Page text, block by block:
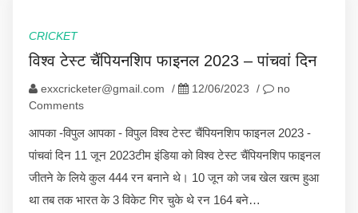
CRICKET
विश्व टेस्ट चैंपियनशिप फाइनल 2023 – पांचवां दिन
exxcricketer@gmail.com / 12/06/2023 /
no
Comments
आपका -विपुल आपका - विपुल विश्व टेस्ट चैंपियनशिप फाइनल 2023 -
पांचवां दिन 11 जून 2023टीम इंडिया को विश्व टेस्ट चैंपियनशिप फाइनल
जीतने के लिये कुल 444 रन बनाने थे। 10 जून को जब खेल खत्म हुआ
था तब तक भारत के 3 विकेट गिर चुके थे रन 164 बने…